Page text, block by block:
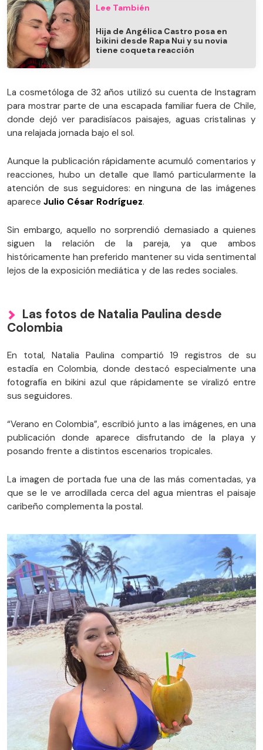
Lee También
Hija de Angélica Castro posa en
bikini desde Rapa Nui y su novia
tiene coqueta reacción
La cosmetóloga de 32 años utilizó su cuenta de Instagram
para mostrar parte de una escapada familiar fuera de Chile,
donde dejó ver paradisíacos paisajes, aguas cristalinas y
una relajada jornada bajo el sol.
Aunque la publicación rápidamente acumuló comentarios y
reacciones, hubo un detalle que llamó particularmente la
atención de sus seguidores: en ninguna de las imágenes
aparece Julio César Rodríguez.
Sin embargo, aquello no sorprendió demasiado a quienes
siguen la relación de la pareja, ya que ambos
históricamente han preferido mantener su vida sentimental
lejos de la exposición mediática y de las redes sociales.
Las fotos de Natalia Paulina desde
Colombia
En total, Natalia Paulina compartió 19 registros de su
estadía en Colombia, donde destacó especialmente una
fotografía en bikini azul que rápidamente se viralizó entre
sus seguidores.
“Verano en Colombia”, escribió junto a las imágenes, en una
publicación donde aparece disfrutando de la playa y
posando frente a distintos escenarios tropicales.
La imagen de portada fue una de las más comentadas, ya
que se le ve arrodillada cerca del agua mientras el paisaje
caribeño complementa la postal.